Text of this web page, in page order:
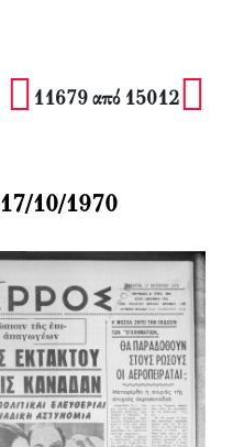
11679 από 15012
17/10/1970